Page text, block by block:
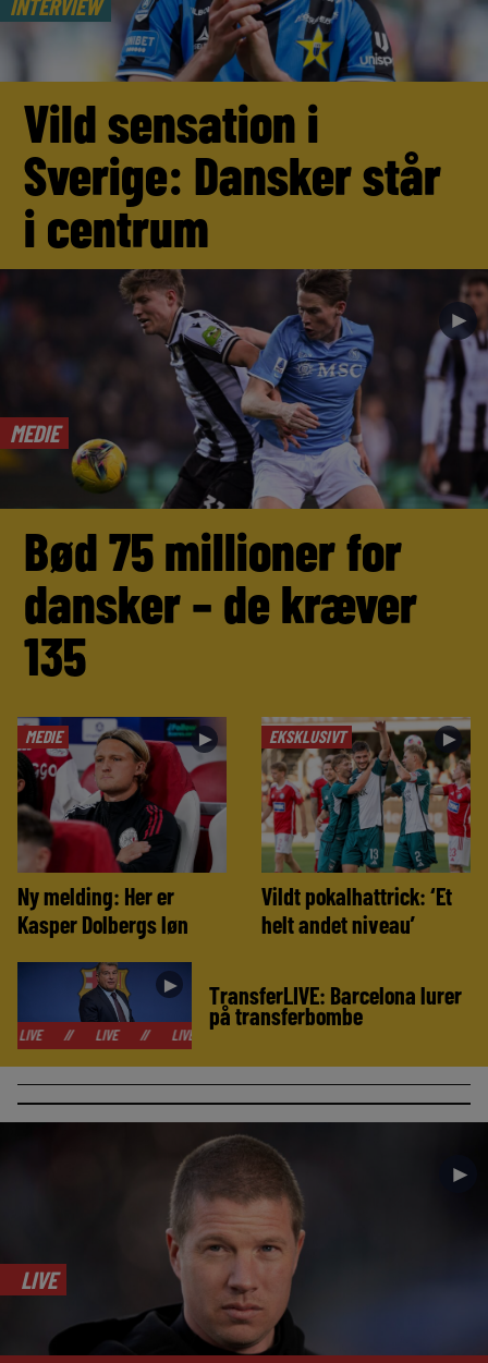
Vild sensation i
Sverige: Dansker står
i centrum
MEDIE
►
Bød 75 millioner for
dansker – de kræver
135
MEDIE ►
Ny melding: Her er
Kasper Dolbergs løn
EKSKLUSIVT ►
Vildt pokalhattrick: ‘Et
helt andet niveau’
►
LIVE LIVE LIVE
TransferLIVE: Barcelona lurer
på transferbombe
►
LIVE